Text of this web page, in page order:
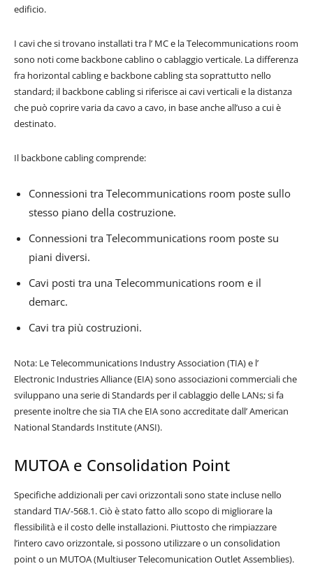
edificio.
I cavi che si trovano installati tra l’ MC e la Telecommunications room
sono noti come backbone cablino o cablaggio verticale. La differenza
fra horizontal cabling e backbone cabling sta soprattutto nello
standard; il backbone cabling si riferisce ai cavi verticali e la distanza
che può coprire varia da cavo a cavo, in base anche all’uso a cui è
destinato.
Il backbone cabling comprende:
Connessioni tra Telecommunications room poste sullo
stesso piano della costruzione.
Connessioni tra Telecommunications room poste su
piani diversi.
Cavi posti tra una Telecommunications room e il
demarc.
Cavi tra più costruzioni.
Nota: Le Telecommunications Industry Association (TIA) e l’
Electronic Industries Alliance (EIA) sono associazioni commerciali che
sviluppano una serie di Standards per il cablaggio delle LANs; si fa
presente inoltre che sia TIA che EIA sono accreditate dall’ American
National Standards Institute (ANSI).
MUTOA e Consolidation Point
Specifiche addizionali per cavi orizzontali sono state incluse nello
standard TIA/-568.1. Ciò è stato fatto allo scopo di migliorare la
flessibilità e il costo delle installazioni. Piuttosto che rimpiazzare
l’intero cavo orizzontale, si possono utilizzare o un consolidation
point o un MUTOA (Multiuser Telecomunication Outlet Assemblies).